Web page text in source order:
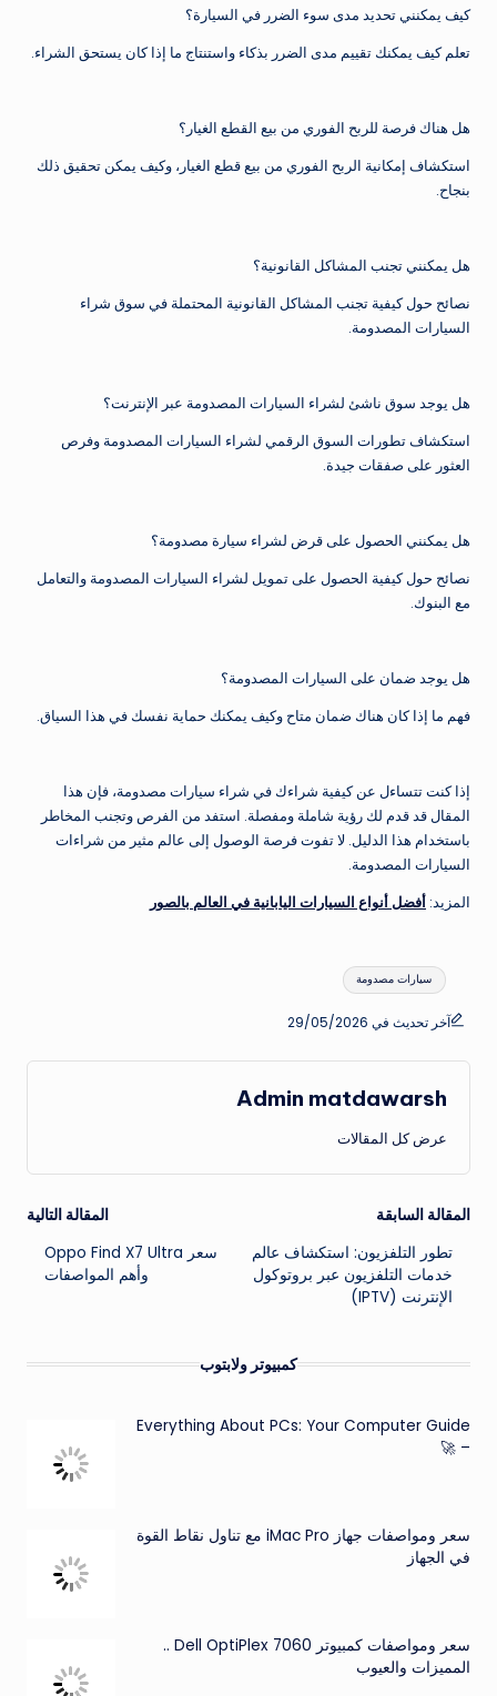
كيف يمكنني تحديد مدى سوء الضرر في السيارة؟
تعلم كيف يمكنك تقييم مدى الضرر بذكاء واستنتاج ما إذا كان يستحق الشراء.
هل هناك فرصة للربح الفوري من بيع القطع الغيار؟
استكشاف إمكانية الربح الفوري من بيع قطع الغيار، وكيف يمكن تحقيق ذلك
بنجاح.
هل يمكنني تجنب المشاكل القانونية؟
نصائح حول كيفية تجنب المشاكل القانونية المحتملة في سوق شراء
السيارات المصدومة.
هل يوجد سوق ناشئ لشراء السيارات المصدومة عبر الإنترنت؟
استكشاف تطورات السوق الرقمي لشراء السيارات المصدومة وفرص
العثور على صفقات جيدة.
هل يمكنني الحصول على قرض لشراء سيارة مصدومة؟
نصائح حول كيفية الحصول على تمويل لشراء السيارات المصدومة والتعامل
مع البنوك.
هل يوجد ضمان على السيارات المصدومة؟
فهم ما إذا كان هناك ضمان متاح وكيف يمكنك حماية نفسك في هذا السياق.
إذا كنت تتساءل عن كيفية شراءك في شراء سيارات مصدومة، فإن هذا
المقال قد قدم لك رؤية شاملة ومفصلة. استفد من الفرص وتجنب المخاطر
باستخدام هذا الدليل. لا تفوت فرصة الوصول إلى عالم مثير من شراءات
السيارات المصدومة.
المزيد: أفضل أنواع السيارات اليابانية في العالم بالصور
العلامات:سيارات مصدومة
آخر تحديث في 29/05/2026
Admin matdawarsh
عرض كل المقالات
تصفّح
المقالات
المقالة السابقة
تطور التلفزيون: استكشاف عالم
خدمات التلفزيون عبر بروتوكول
الإنترنت (IPTV)
المقالة التالية
سعر Oppo Find X7 Ultra
وأهم المواصفات
كمبيوتر ولابتوب
Everything About PCs: Your Computer Guide
– 🚀
سعر ومواصفات جهاز iMac Pro مع تناول نقاط القوة
في الجهاز
سعر ومواصفات كمبيوتر Dell OptiPlex 7060 ..
المميزات والعيوب